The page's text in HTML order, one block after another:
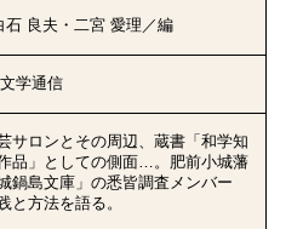
石 良夫・二宮 愛理／編
文学通信
サロンとその周辺、蔵書「和学知
品」としての側面…。肥前小城藩
鍋島文庫」の悉皆調査メンバー
と方法を語る。